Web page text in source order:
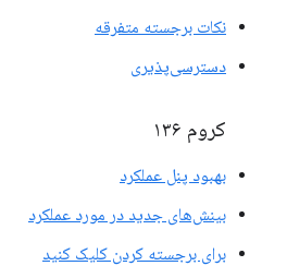
نکات برجسته متفرقه
دسترسی‌پذیری
کروم ۱۳۶
بهبود پنل عملکرد
بینش‌های جدید در مورد عملکرد
برای برجسته کردن کلیک کنید